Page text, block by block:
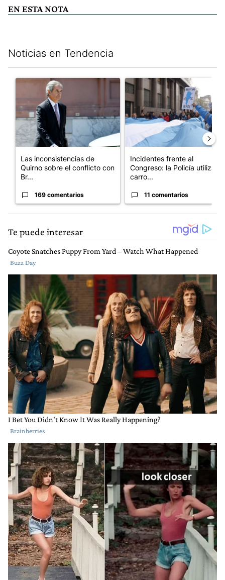
EN ESTA NOTA
Noticias en Tendencia
Un artículo de tendencia con el título "Las inconsistencias de
Las inconsistencias de
Quirno sobre el conflicto con
Br...
169 comentarios
Un artículo de tendencia con
Incidentes frente al
Congreso: la Policía utiliza
carro...
11 comentarios